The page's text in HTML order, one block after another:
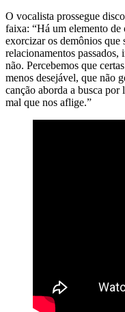
O vocalista prossegue
faixa: “Há um elemento de
exorcizar os demônios que
relacionamentos passados,
não. Percebemos que
menos desejável, que não
canção aborda a busca por
mal que nos aflige.”